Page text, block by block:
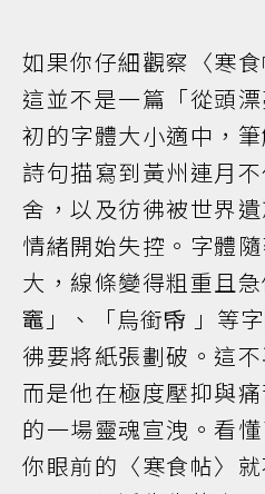
如果你仔細觀察〈寒
這並不是一篇「從頭
初的字體大小適中，
詩句描寫到黃州連月
舍，以及彷彿被世界
情緒開始失控。字體
大，線條變得粗重且
竈」、「烏銜帋 」等
彿要將紙張劃破。這
而是他在極度壓抑與
的一場靈魂宣洩。看
你眼前的〈寒食帖〉